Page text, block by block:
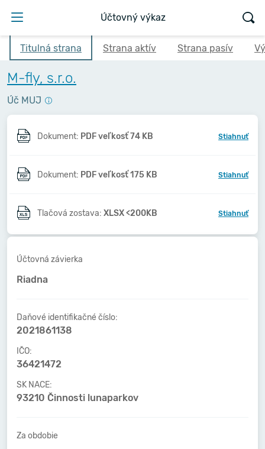
Účtovný výkaz
Titulná strana Strana aktív Strana pasív
M-fly, s.r.o.
Úč MUJ
Dokument: PDF veľkosť 74 KB Stiahnuť
Dokument: PDF veľkosť 175 KB Stiahnuť
Tlačová zostava: XLSX <200KB Stiahnuť
Účtovná závierka
Riadna
Daňové identifikačné číslo:
2021861138
IČO:
36421472
SK NACE:
93210 Činnosti lunaparkov
Za obdobie